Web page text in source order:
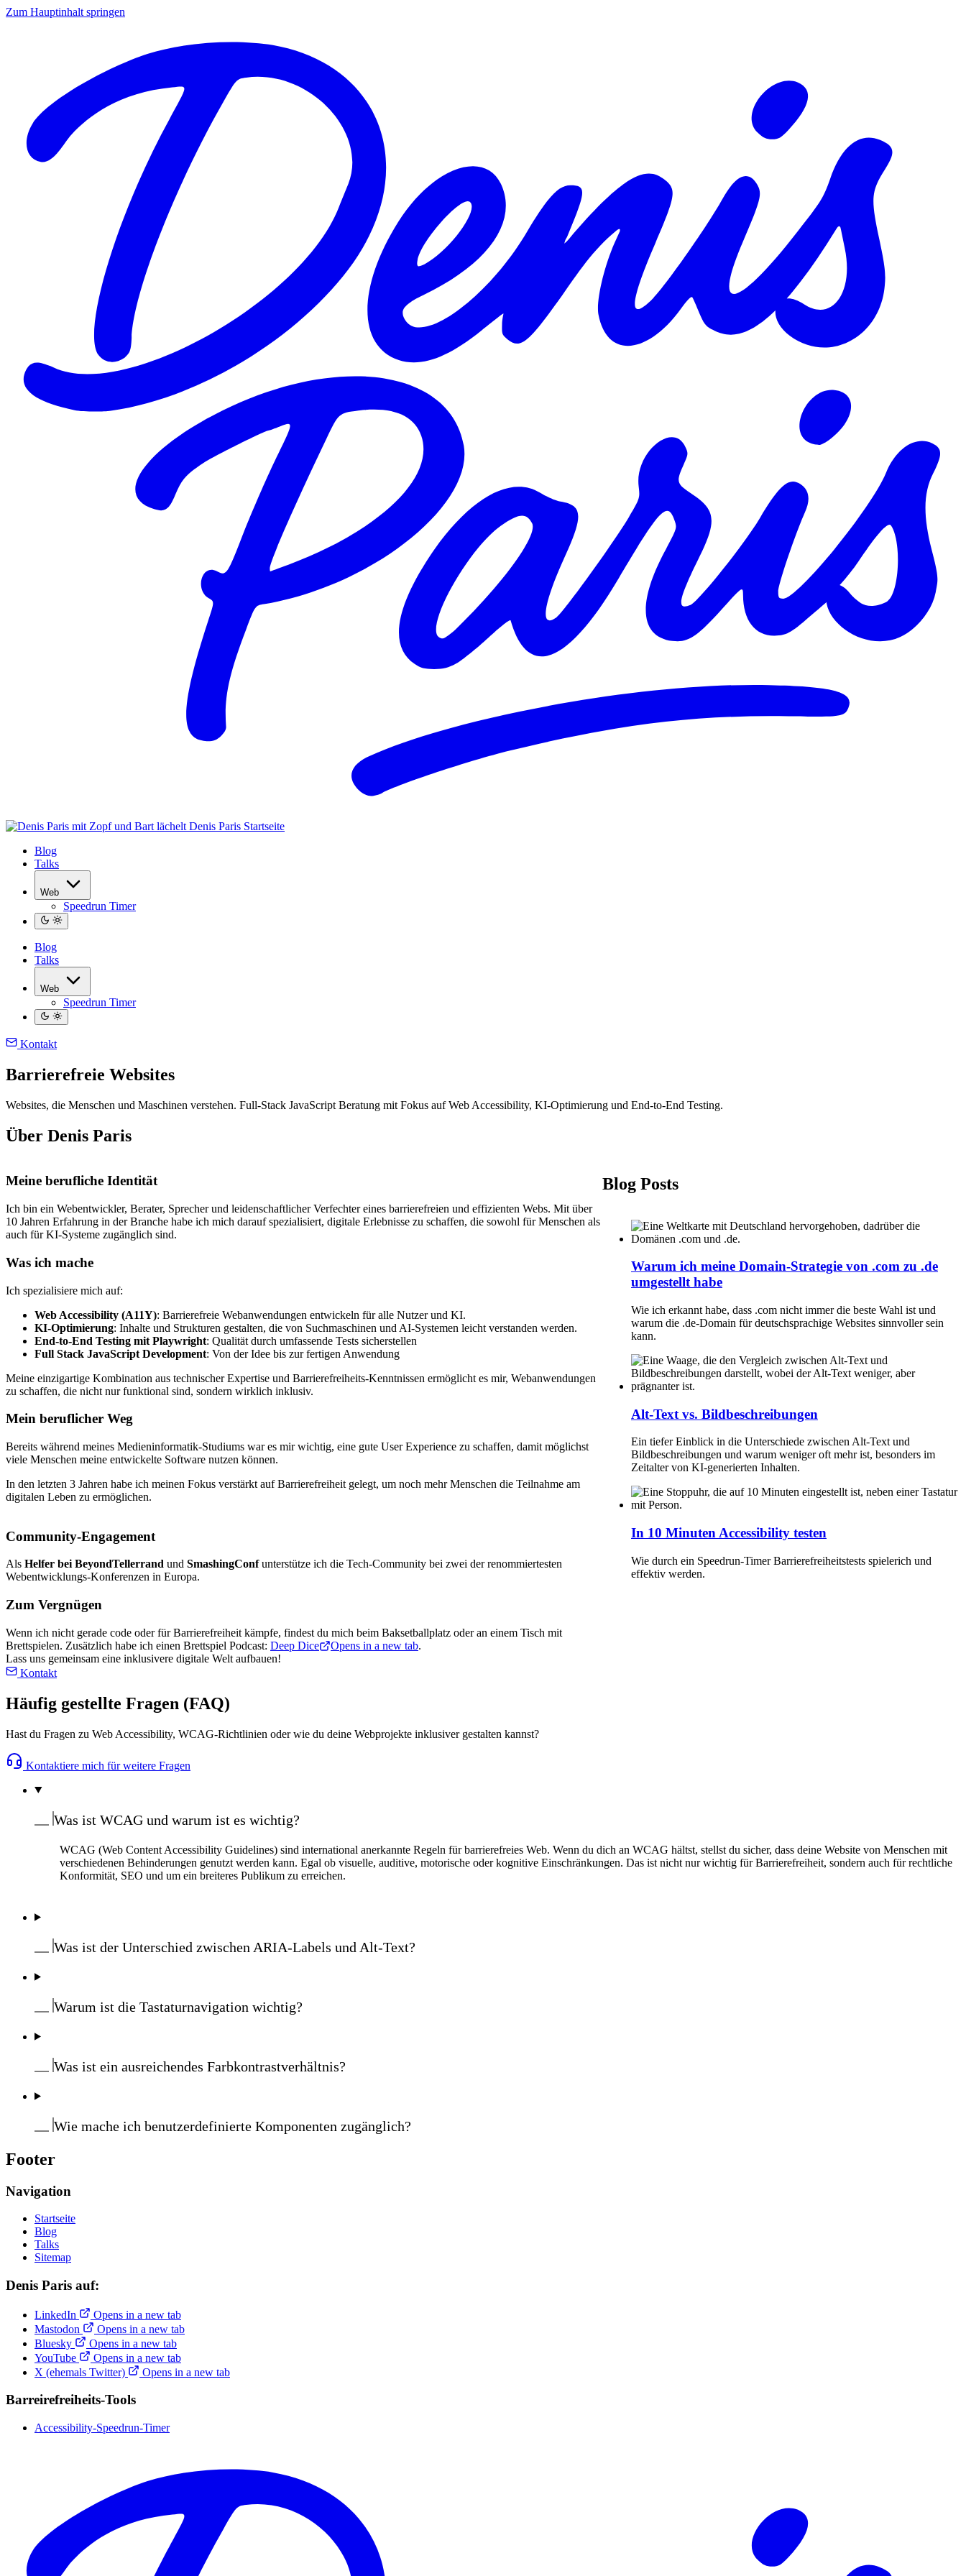
Zum Hauptinhalt springen
Denis Paris Startseite
Blog
Talks
Web
Speedrun Timer
Blog
Talks
Web
Speedrun Timer
Kontakt
Barrierefreie Websites
Websites, die Menschen und Maschinen verstehen. Full-Stack JavaScript Beratung mit Fokus auf Web Accessibility, KI-Optimierung und End-to-End Testing.
Über Denis Paris
Meine berufliche Identität
Ich bin ein Webentwickler, Berater, Sprecher und leidenschaftlicher Verfechter eines barrierefreien und effizienten Webs. Mit über
10 Jahren Erfahrung in der Branche habe ich mich darauf spezialisiert, digitale Erlebnisse zu schaffen, die sowohl für Menschen als
auch für KI-Systeme zugänglich sind.
Was ich mache
Ich spezialisiere mich auf:
Web Accessibility (A11Y): Barrierefreie Webanwendungen entwickeln für alle Nutzer und KI.
KI-Optimierung: Inhalte und Strukturen gestalten, die von Suchmaschinen und AI-Systemen leicht verstanden werden.
End-to-End Testing mit Playwright: Qualität durch umfassende Tests sicherstellen
Full Stack JavaScript Development: Von der Idee bis zur fertigen Anwendung
Meine einzigartige Kombination aus technischer Expertise und Barrierefreiheits-Kenntnissen ermöglicht es mir, Webanwendungen
zu schaffen, die nicht nur funktional sind, sondern wirklich inklusiv.
Mein beruflicher Weg
Bereits während meines Medieninformatik-Studiums war es mir wichtig, eine gute User Experience zu schaffen, damit möglichst
viele Menschen meine entwickelte Software nutzen können.
In den letzten 3 Jahren habe ich meinen Fokus verstärkt auf Barrierefreiheit gelegt, um noch mehr Menschen die Teilnahme am
digitalen Leben zu ermöglichen.
Community-Engagement
Als Helfer bei BeyondTellerrand und SmashingConfunterstütze ich die Tech-Community bei zwei der renommiertesten
Webentwicklungs-Konferenzen in Europa.
Zum Vergnügen
Wenn ich nicht gerade code oder für Barrierefreiheit kämpfe, findest du mich beim Baksetballplatz oder an einem Tisch mit
Brettspielen. Zusätzlich habe ich einen Brettspiel Podcast: Deep Dice Opens in a new tab.
Lass uns gemeinsam eine inklusivere digitale Welt aufbauen!
Kontakt
Blog Posts
Warum ich meine Domain-Strategie von .com zu .de
umgestellt habe
Wie ich erkannt habe, dass .com nicht immer die beste Wahl ist und
warum die .de-Domain für deutschsprachige Websites sinnvoller sein
kann.
Alt-Text vs. Bildbeschreibungen
Ein tiefer Einblick in die Unterschiede zwischen Alt-Text und
Bildbeschreibungen und warum weniger oft mehr ist, besonders im
Zeitalter von KI-generierten Inhalten.
In 10 Minuten Accessibility testen
Wie durch ein Speedrun-Timer Barrierefreiheitstests spielerich und
effektiv werden.
Häufig gestellte Fragen (FAQ)
Hast du Fragen zu Web Accessibility, WCAG-Richtlinien oder wie du deine Webprojekte inklusiver gestalten kannst?
Kontaktiere mich für weitere Fragen
Was ist WCAG und warum ist es wichtig?
WCAG (Web Content Accessibility Guidelines) sind international anerkannte Regeln für barrierefreies Web. Wenn du dich an WCAG hältst, stellst du sicher, dass deine Website von Menschen mit
verschiedenen Behinderungen genutzt werden kann. Egal ob visuelle, auditive, motorische oder kognitive Einschränkungen. Das ist nicht nur wichtig für Barrierefreiheit, sondern auch für rechtliche
Konformität, SEO und um ein breiteres Publikum zu erreichen.
Was ist der Unterschied zwischen ARIA-Labels und Alt-Text?
Warum ist die Tastaturnavigation wichtig?
Was ist ein ausreichendes Farbkontrastverhältnis?
Wie mache ich benutzerdefinierte Komponenten zugänglich?
Footer
Navigation
Startseite
Blog
Talks
Sitemap
Denis Paris auf:
LinkedIn
Opens in a new tab
Mastodon
Opens in a new tab
Bluesky
Opens in a new tab
YouTube
Opens in a new tab
X (ehemals Twitter)
Opens in a new tab
Barreirefreiheits-Tools
Accessibility-Speedrun-Timer